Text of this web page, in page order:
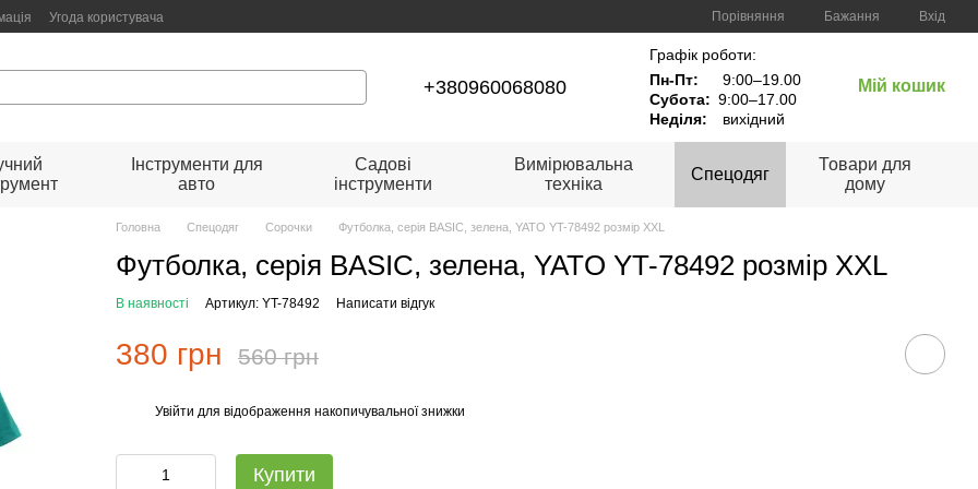
Угода користувача Порівняння Бажання Вхід
+380960068080
Графік роботи:
Пн-Пт:
9:00–19.00
Субота: 9:00–17.00
Неділя:
вихідний
Мій кошик
Інструменти для
авто
Садові
інструменти
Вимірювальна
техніка
Спецодяг
Товари для
дому
Головна Спецодяг Сорочки Футболка, серія BASIC, зелена, YATO YT-78492 розмір XXL
Футболка, серія BASIC, зелена, YATO YT-78492 розмір XXL
В наявності Артикул: YT-78492 Написати відгук
380 грн 560 грн
Увійти для відображення накопичувальної знижки
Купити